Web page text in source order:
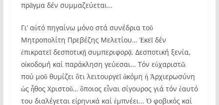
πρᾶγμα δέν συμμαζεύεται…
Γι’ αὐτό πηγαίνω μόνο στά συνέδρια τοῦ
Μητροπολίτη Πρεβέζης Μελετίου… Ἐκεῖ δέν
ἐπικρατεῖ δεσποτικῇ συμπεριφορᾷ. Δεσποτική ξενία,
οἰκοδομή καί παράκληση γεύεσαι… Τόν εὐχαριστῶ
πού μοῦ θυμίζει ὅτι λειτουργεῖ ἀκόμη ἡ Ἀρχιερωσύνη
ὡς ἦθος Χριστοῦ… ὅποιος εἶναι σίγουρος γιά τόν ἑαυτό
του διαλέγεται εἰρηνικά καί ἐμπνέει… Ὁ φοβικός καί